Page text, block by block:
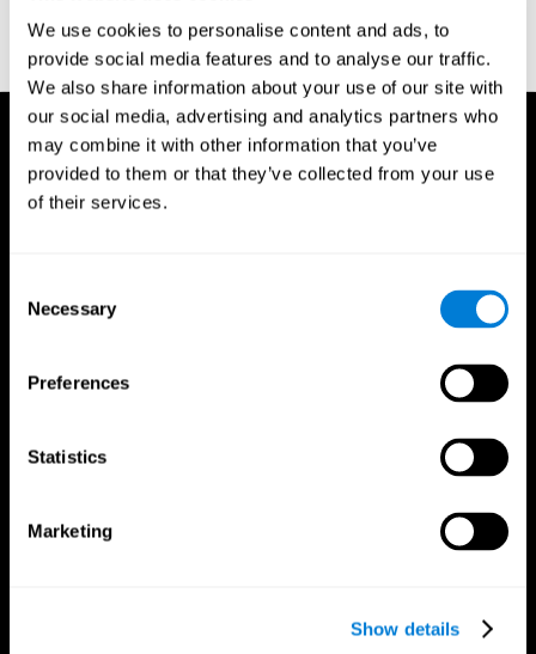
We use cookies to personalise content and ads, to
provide social media features and to analyse our traffic.
We also share information about your use of our site with
our social media, advertising and analytics partners who
may combine it with other information that you’ve
provided to them or that they’ve collected from your use
of their services.
Selection
Necessary
Preferences
Statistics
Marketing
Show details
ДЭЛГЭРЭНГҮЙ ҮЗЭХ ...